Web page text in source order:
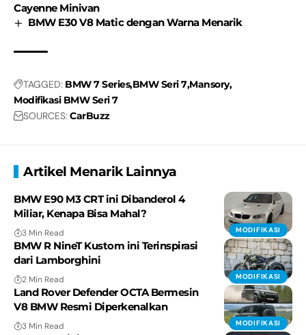
Cayenne Minivan
BMW E30 V8 Matic dengan Warna Menarik
TAGGED: BMW 7 SeriesBMW Seri 7Mansory
Modifikasi BMW Seri 7
SOURCES: CarBuzz
Artikel Menarik Lainnya
MODIFIKASI
BMW E90 M3 CRT ini Dibanderol 4
Miliar, Kenapa Bisa Mahal?
3 Min Read
MODIFIKASI
BMW R NineT Kustom ini Terinspirasi
dari Lamborghini
2 Min Read
MODIFIKASI
Land Rover Defender OCTA Bermesin
V8 BMW Resmi Diperkenalkan
3 Min Read